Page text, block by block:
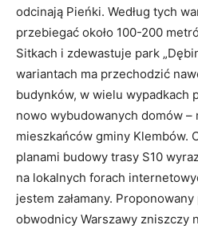
odcinają Pieńki. Według tych
przebiegać około 100-200
Sitkach i zdewastuje park
wariantach ma przechodzić
budynków, w wielu wypadkach
nowo wybudowanych domów –
mieszkańców gminy Klembów.
planami budowy trasy S10
na lokalnych forach
jestem załamany.
obwodnicy Warszawy zniszczy